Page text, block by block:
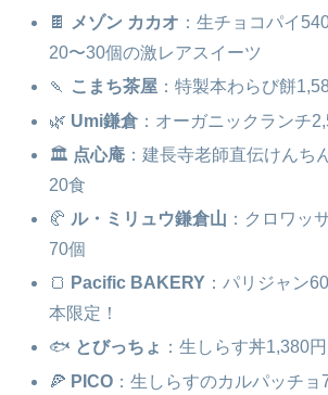
🍫
メゾン カカオ ：生チョコパイ
20〜30個の激レアスイーツ
🍡 こまち茶屋 ：特製本わらび餅
🌿 Umi鎌倉 ：オーガニックランチ
🏛️ 点心庵 ：建長寺老師直伝けんち
20食
🥐 ル・ミリュウ鎌倉山 ：クロワッ
70個
🍞 Pacific BAKERY ：パリジャン
本限定！
🐟 とびっちょ ：生しらす丼1,380円
🍕 PICO ：生しらすのカルパッチ